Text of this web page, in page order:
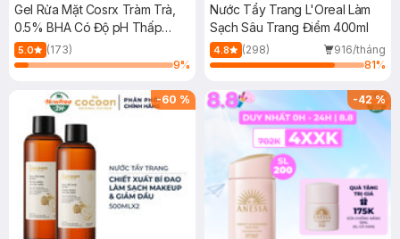
Gel Rửa Mặt Cosrx Tràm Trà,
0.5% BHA Có Độ pH Thấp
150ml
5.0
(173)
9%
Nước Tẩy Trang L'Oreal Làm
Sạch Sâu Trang Điểm 400ml
4.8 (298)
916/tháng
81%
-60 % -42%